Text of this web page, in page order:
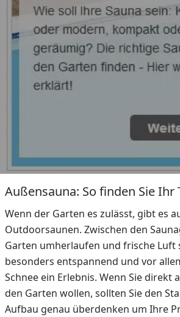
Außensauna: So finden Sie
Wenn der Garten es zulässt, gibt es
Outdoorsaunen. Zwischen den
Garten umherlaufen und frische Luft
besonders entspannend und vor
Schnee ein Erlebnis. Wenn Sie direkt
den Garten wollen, sollten Sie den
Aufbau genau überdenken um Ihre